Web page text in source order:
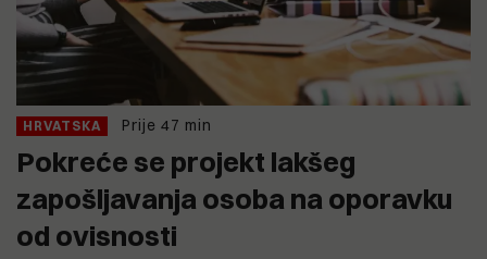
HRVATSKA Prije 47 min
Pokreće se projekt lakšeg
zapošljavanja osoba na oporavku
od ovisnosti